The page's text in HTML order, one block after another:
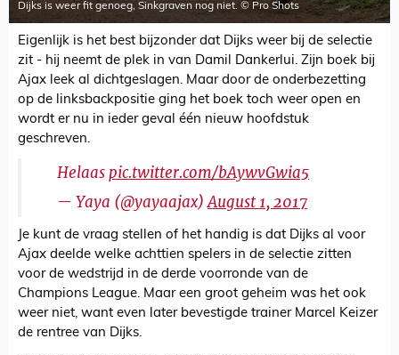
Dijks is weer fit genoeg, Sinkgraven nog niet. © Pro Shots
Eigenlijk is het best bijzonder dat Dijks weer bij de selectie
zit - hij neemt de plek in van Damil Dankerlui. Zijn boek bij
Ajax leek al dichtgeslagen. Maar door de onderbezetting
op de linksbackpositie ging het boek toch weer open en
wordt er nu in ieder geval één nieuw hoofdstuk
geschreven.
Helaas pic.twitter.com/bAywvGwia5
— Yaya (@yayaajax)August 1, 2017
Je kunt de vraag stellen of het handig is dat Dijks al voor
Ajax deelde welke achttien spelers in de selectie zitten
voor de wedstrijd in de derde voorronde van de
Champions League. Maar een groot geheim was het ook
weer niet, want even later bevestigde trainer Marcel Keizer
de rentree van Dijks.